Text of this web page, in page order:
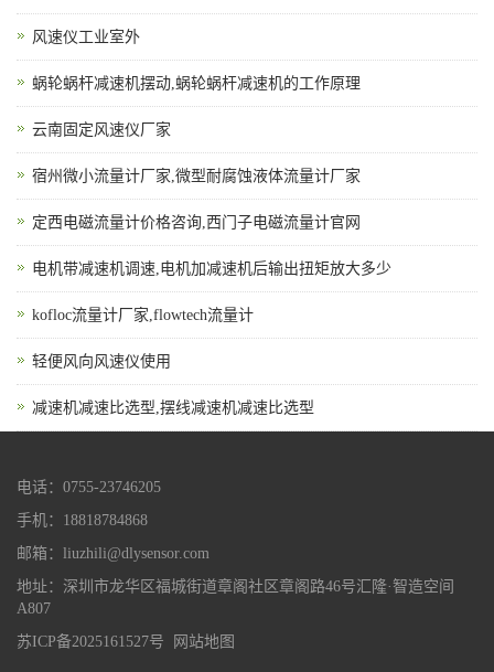
风速仪工业室外
蜗轮蜗杆减速机摆动,蜗轮蜗杆减速机的工作原理
云南固定风速仪厂家
宿州微小流量计厂家,微型耐腐蚀液体流量计厂家
定西电磁流量计价格咨询,西门子电磁流量计官网
电机带减速机调速,电机加减速机后输出扭矩放大多少
kofloc流量计厂家,flowtech流量计
轻便风向风速仪使用
减速机减速比选型,摆线减速机减速比选型
电话：0755-23746205
手机：18818784868
邮箱：liuzhili@dlysensor.com
地址：深圳市龙华区福城街道章阁社区章阁路46号汇隆·智造空间
A807
苏ICP备2025161527号
网站地图